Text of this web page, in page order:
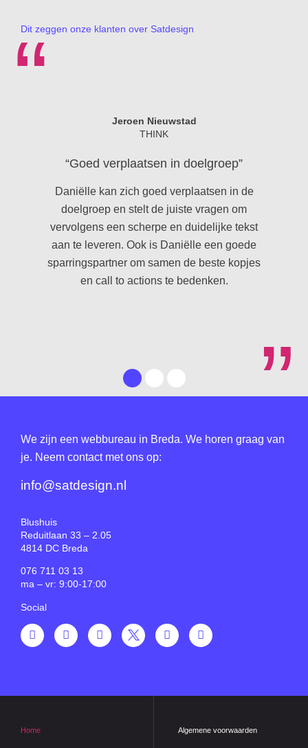
“
Dit zeggen onze klanten over Satdesign
Jeroen Nieuwstad
THINK
“Goed verplaatsen in doelgroep”
Daniëlle kan zich goed verplaatsen in de
doelgroep en stelt de juiste vragen om
vervolgens een scherpe en duidelijke tekst
aan te leveren. Ook is Daniëlle een goede
sparringspartner om samen de beste kopjes
en call to actions te bedenken.
”
We zijn een webbureau in Breda. We horen graag van
je. Neem contact met ons op:
info@satdesign.nl
Blushuis
Reduitlaan 33 – 2.05
4814 DC Breda
076 711 03 13
ma – vr: 9:00-17:00
Social
Home Algemene voorwaarden